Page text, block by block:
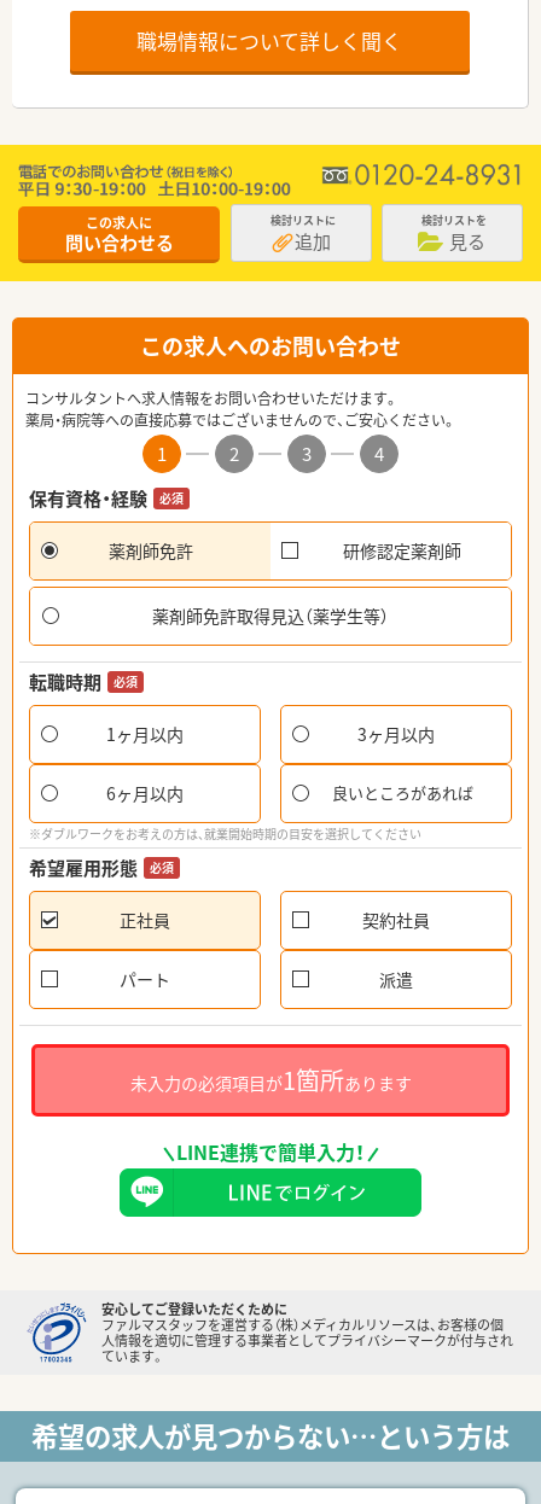
職場情報について詳しく聞く
この求人に
問い合わせる
検討リストに
追加
検討リストを
見る
この求人へのお問い合わせ
コンサルタントへ求人情報をお問い合わせいただけます。
薬局・病院等への直接応募ではございませんので、ご安心ください。
1 2 3
4
保有資格・経験
必須
薬剤師免許 研修認定薬剤師
薬剤師免許取得見込（薬学生等）
転職時期 必須
1ヶ月以内 3ヶ月以内
6ヶ月以内 良いところがあれば
※ダブルワークをお考えの方は、就業開始時期の目安を選択してください
希望雇用形態 必須
正社員 契約社員
パート 派遣
未入力の必須項目が1箇所あります
LINE連携で簡単入力！
安心してご登録いただくために
ファルマスタッフを運営する（株）メディカルリソースは、お客様の個
人情報を適切に管理する事業者としてプライバシーマークが付与され
ています。
希望の求人が見つからない…という方は